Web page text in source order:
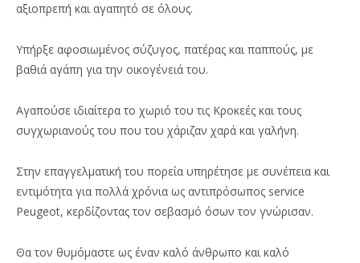
αξιοπρεπή και αγαπητό σε όλους.
Υπήρξε αφοσιωμένος σύζυγος, πατέρας και παππούς, με
βαθιά αγάπη για την οικογένειά του.
Αγαπούσε ιδιαίτερα το χωριό του τις Κροκεές και τους
συγχωριανούς του που του χάριζαν χαρά και γαλήνη.
Στην επαγγελματική του πορεία υπηρέτησε με συνέπεια και
εντιμότητα για πολλά χρόνια ως αντιπρόσωπος service
Peugeot, κερδίζοντας τον σεβασμό όσων τον γνώρισαν.
Θα τον θυμόμαστε ως έναν καλό άνθρωπο και καλό